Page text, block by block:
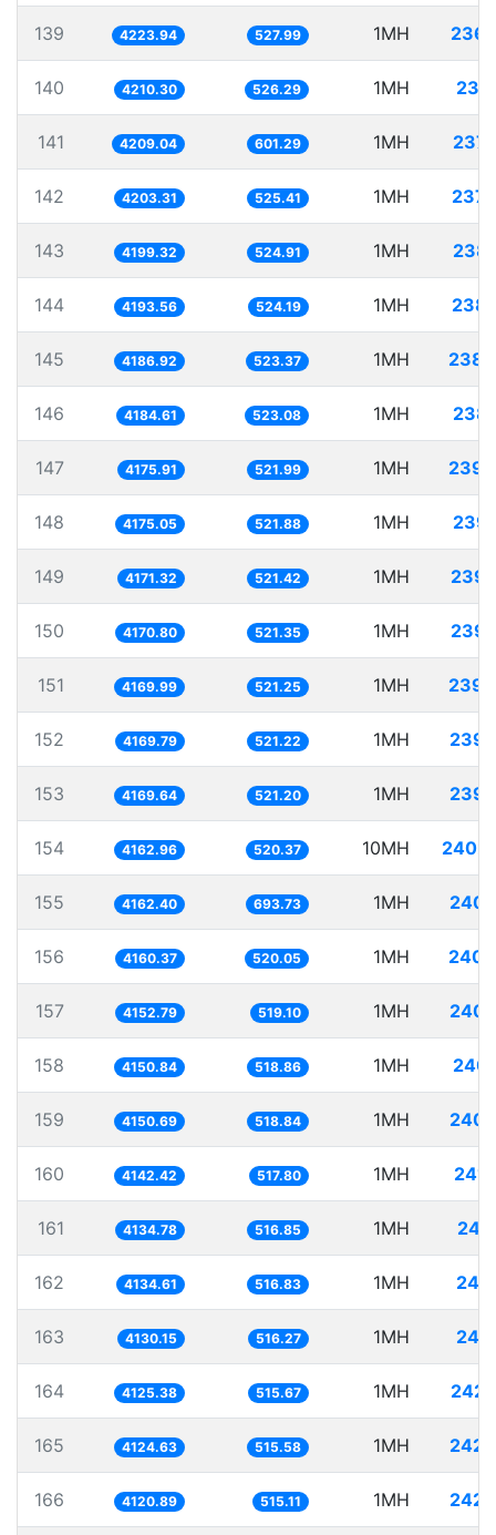
139 4223.94 527.99 1MH
140 4210.30 526.29 1MH
141 4209.04 601.29 1MH
142 4203.31 525.41 1MH
143 4199.32 524.91 1MH
144 4193.56 524.19 1MH
145 4186.92 523.37 1MH
146 4184.61 523.08 1MH
147 4175.91 521.99 1MH
148 4175.05 521.88 1MH
149 4171.32 521.42 1MH
150 4170.80 521.35 1MH
151 4169.99 521.25 1MH
152 4169.79 521.22 1MH
153 4169.64 521.20 1MH
154 4162.96 520.37 10MH
155 4162.40 693.73 1MH
156 4160.37 520.05 1MH
157 4152.79 519.10 1MH
158 4150.84 518.86 1MH
159 4150.69 518.84 1MH
160 4142.42 517.80 1MH
161 4134.78 516.85 1MH
162 4134.61 516.83 1MH
163 4130.15 516.27 1MH
164 4125.38 515.67 1MH
165 4124.63 515.58 1MH
166 4120.89 515.11 1MH